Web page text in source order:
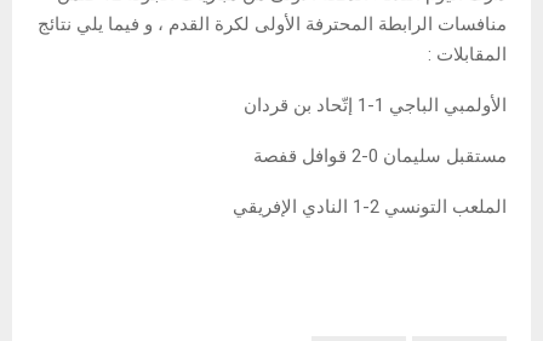
منافسات الرابطة المحترفة الأولى لكرة القدم ، و فيما يلي نتائج
المقابلات :
الأولمبي الباجي 1-1 إتّحاد بن قردان
مستقبل سليمان 0-2 قوافل قفصة
الملعب التونسي 2-1 النادي الإفريقي